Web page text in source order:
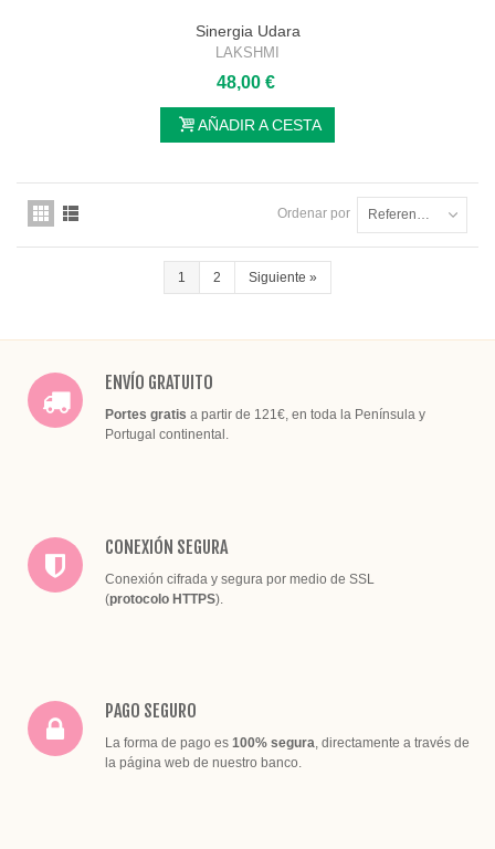
Sinergia Udara
LAKSHMI
48,00 €
AÑADIR A CESTA
Ordenar por Referencia: la más baja primero
1 2 Siguiente »
ENVÍO GRATUITO
Portes gratis a partir de 121€, en toda la Península y
Portugal continental.
CONEXIÓN SEGURA
Conexión cifrada y segura por medio de SSL
(protocolo HTTPS).
PAGO SEGURO
La forma de pago es 100% segura, directamente a través de
la página web de nuestro banco.